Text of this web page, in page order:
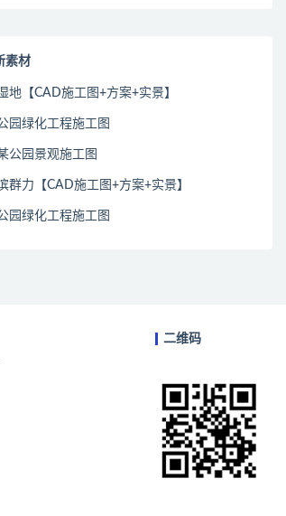
素材
地【CAD施工图+方案+实景】
园绿化工程施工图
公园景观施工图
群力【CAD施工图+方案+实景】
园绿化工程施工图
二维码